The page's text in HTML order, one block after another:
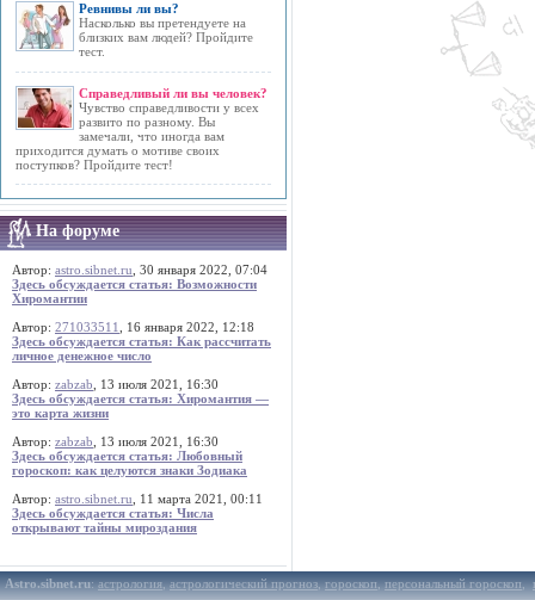
Ревнивы ли вы?
Насколько вы претендуете на
близких вам людей? Пройдите
тест.
Справедливый ли вы человек?
Чувство справедливости у всех
развито по разному. Вы
замечали, что иногда вам
приходится думать о мотиве своих
поступков? Пройдите тест!
На форуме
Автор: astro.sibnet.ru , 30 января 2022, 07:04
Здесь обсуждается статья: Возможности
Хиромантии
Автор: 271033511
, 16 января 2022, 12:18
Здесь обсуждается статья: Как рассчитать
личное денежное число
Автор: zabzab , 13 июля 2021, 16:30
Здесь обсуждается статья: Хиромантия —
это карта жизни
Автор: zabzab , 13 июля 2021, 16:30
Здесь обсуждается статья: Любовный
гороскоп: как целуются знаки Зодиака
Автор: astro.sibnet.ru , 11 марта 2021, 00:11
Здесь обсуждается статья: Числа
открывают тайны мироздания
Astro.sibnet.ru:астрология,астрологический прогноз,гороскоп,персональный гороскоп,